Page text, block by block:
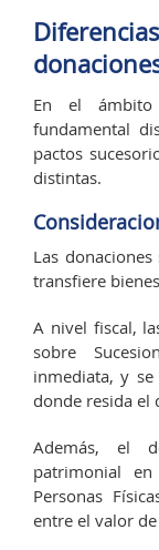
En el
fundamental
pactos
distintas.
Las
transfiere
A nivel fiscal,
sobre
inmediata, y
donde resida el
Además, el
patrimonial
Personas
entre el valor